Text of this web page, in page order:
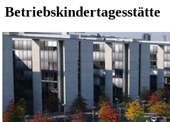
Betriebskindertagesstätte